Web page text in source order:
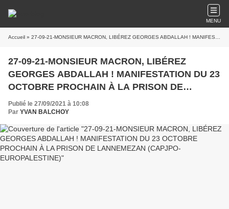
MENU
Accueil » 27-09-21-MONSIEUR MACRON, LIBÉREZ GEORGES ABDALLAH ! MANIFESTATION DU 23 OCTOBRE PROCHAIN À LA PRISON DE LANNEMEZAN (CAPJPO-EUROPALESTINE)
27-09-21-MONSIEUR MACRON, LIBÉREZ
GEORGES ABDALLAH ! MANIFESTATION DU 23
OCTOBRE PROCHAIN À LA PRISON DE
LANNEMEZAN (CAPJPO-EUROPALESTINE)
Publié le 27/09/2021 à 10:08
Par YVAN BALCHOY